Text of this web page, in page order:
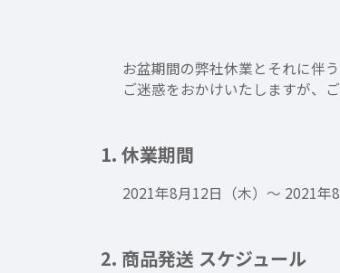
お盆期間の弊社休業とそれに伴
ご迷惑をおかけいたしますが、
1. 休業期間
2021年8月12日（木）～ 2021年8
2. 商品発送 スケジュール